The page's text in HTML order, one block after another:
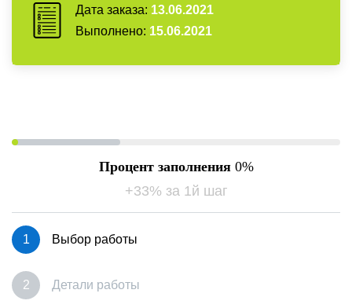
Дата заказа: 13.06.2021
Выполнено: 15.06.2021
Выбор работы
Детали работы
Процент заполнения 0
+33% за 1й шаг